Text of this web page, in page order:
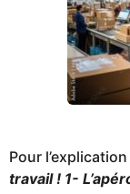
Pour
travail ! 1-